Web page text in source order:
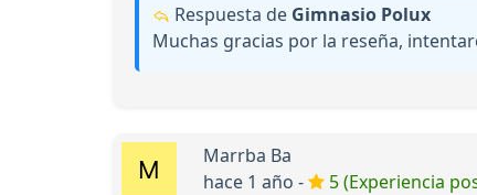
Respuesta de Gimnasio Polux
Muchas gracias por la reseña,
Marrba Ba
hace 1 año -
5 (Experiencia